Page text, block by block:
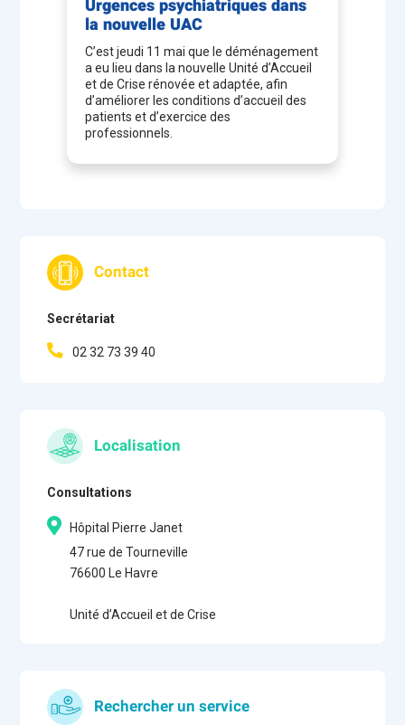
Urgences psychiatriques dans
la nouvelle UAC
C’est jeudi 11 mai que le déménagement
a eu lieu dans la nouvelle Unité d’Accueil
et de Crise rénovée et adaptée, afin
d’améliorer les conditions d’accueil des
patients et d’exercice des
professionnels.
Contact
Secrétariat
02 32 73 39 40
Localisation
Consultations
Hôpital Pierre Janet
47 rue de Tourneville
76600 Le Havre
Unité d’Accueil et de Crise
Rechercher un service